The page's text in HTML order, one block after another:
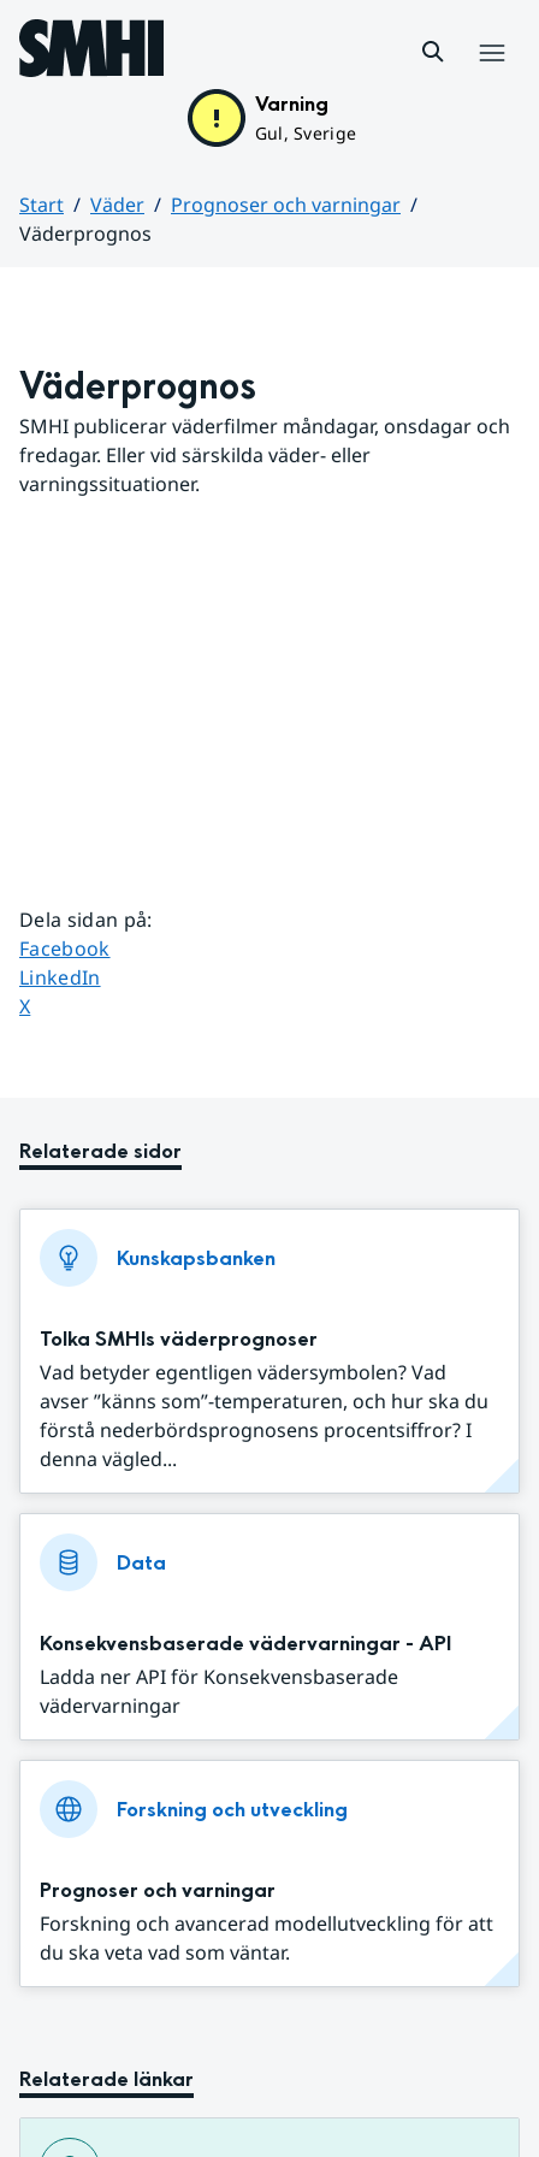
Hoppa till sidans innehåll
Varning
Gul, Sverige
Start Väder
Prognoser och varningar
Väderprognos
Väderprognos
SMHI publicerar väderfilmer måndagar, onsdagar och
fredagar. Eller vid särskilda väder- eller
varningssituationer.
Dela sidan på:
Dela sidan på
Facebook
Dela sidan på
LinkedIn
Dela sidan på
X
Relaterade sidor
Kunskapsbanken
Tolka SMHIs väderprognoser
Vad betyder egentligen vädersymbolen? Vad
avser ”känns som”-temperaturen, och hur ska du
förstå nederbördsprognosens procentsiffror? I
denna vägled...
Data
Konsekvensbaserade vädervarningar - API
Ladda ner API för Konsekvensbaserade
vädervarningar
Forskning och utveckling
Prognoser och varningar
Forskning och avancerad modellutveckling för att
du ska veta vad som väntar.
Relaterade länkar